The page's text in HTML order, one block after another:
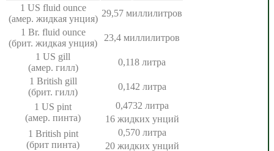
1 US fluid ounce
(амер. жидкая унция)
29,57 миллилитров
1 Br. fluid ounce
(брит. жидкая унция)
23,4 миллилитров
1 US gill
(амер. гилл)
0,118 литра
1 British gill
(брит. гилл)
0,142 литра
1 US pint
(амер. пинта)
0,4732 литра
16 жидких унций
1 British pint
(брит пинта)
0,570 литра
20 жидких унций